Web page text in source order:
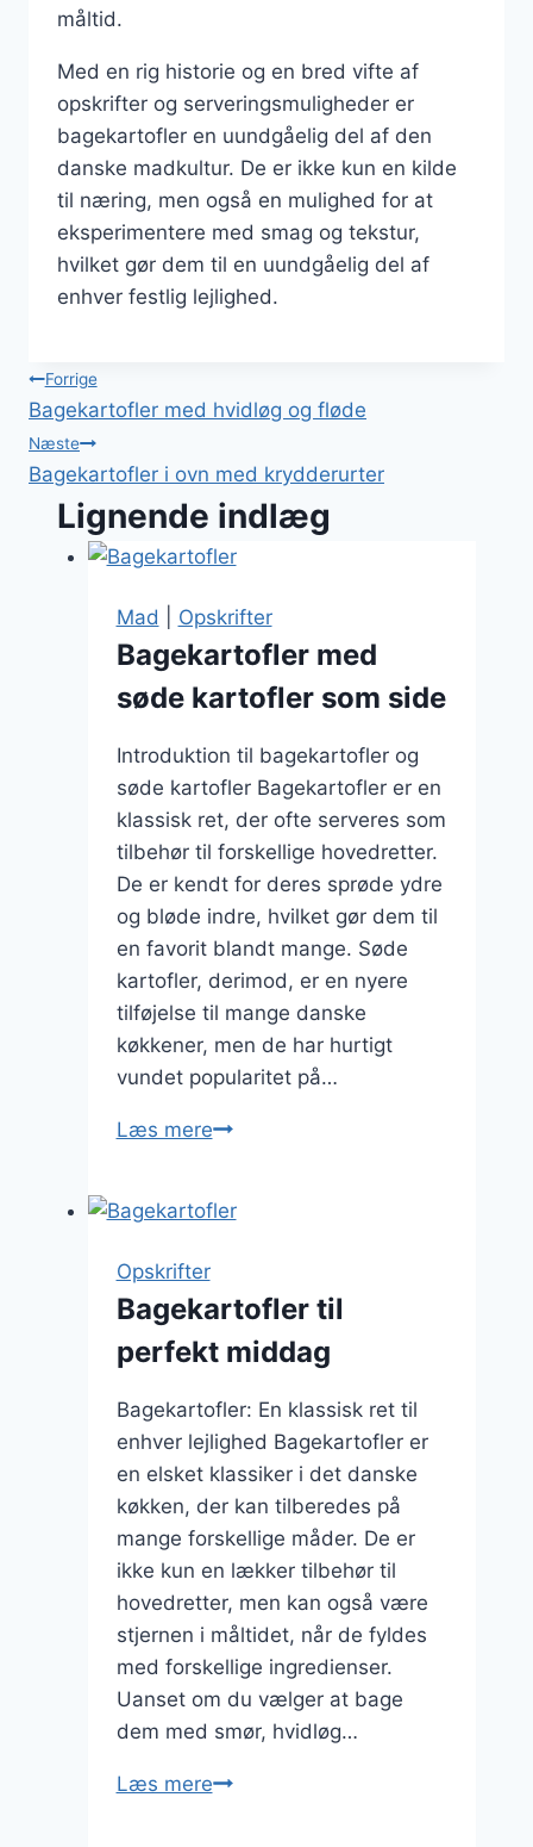
måltid.
Med en rig historie og en bred vifte af
opskrifter og serveringsmuligheder er
bagekartofler en uundgåelig del af den
danske madkultur. De er ikke kun en kilde
til næring, men også en mulighed for at
eksperimentere med smag og tekstur,
hvilket gør dem til en uundgåelig del af
enhver festlig lejlighed.
Indlægsnavigation
Forrige
Bagekartofler med hvidløg og fløde
Næste
Bagekartofler i ovn med krydderurter
Lignende indlæg
Mad Opskrifter
Bagekartofler med
søde kartofler som side
Introduktion til bagekartofler og
søde kartofler Bagekartofler er en
klassisk ret, der ofte serveres som
tilbehør til forskellige hovedretter.
De er kendt for deres sprøde ydre
og bløde indre, hvilket gør dem til
en favorit blandt mange. Søde
kartofler, derimod, er en nyere
tilføjelse til mange danske
køkkener, men de har hurtigt
vundet popularitet på…
Læs mereBagekartofler
kartofler
Opskrifter
Bagekartofler til
perfekt middag
Bagekartofler: En klassisk ret til
enhver lejlighed Bagekartofler er
en elsket klassiker i det danske
køkken, der kan tilberedes på
mange forskellige måder. De er
ikke kun en lækker tilbehør til
hovedretter, men kan også være
stjernen i måltidet, når de fyldes
med forskellige ingredienser.
Uanset om du vælger at bage
dem med smør, hvidløg…
Læs mereBagekartofler